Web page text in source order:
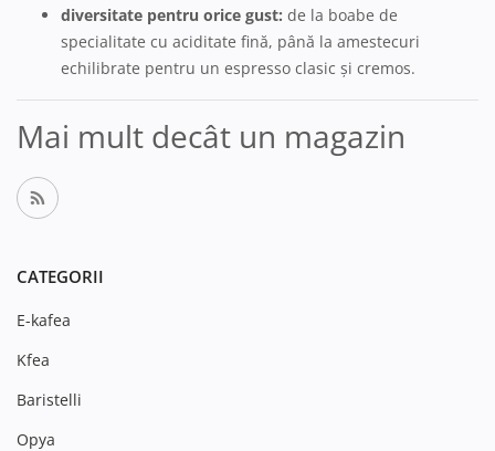
diversitate pentru orice gust: de la boabe de
specialitate cu aciditate fină, până la amestecuri
echilibrate pentru un espresso clasic și cremos.
Mai mult decât un magazin
CATEGORII
E-kafea
Kfea
Baristelli
Opya